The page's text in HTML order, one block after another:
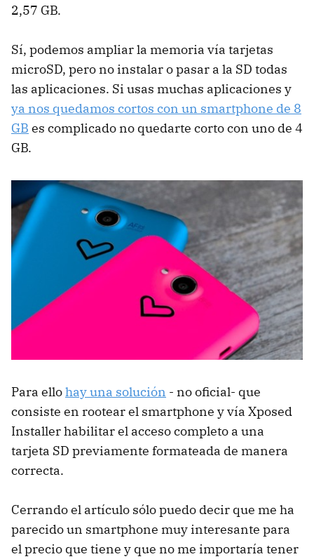
2,57 GB.
Sí, podemos ampliar la memoria vía tarjetas
microSD, pero no instalar o pasar a la SD todas
las aplicaciones. Si usas muchas aplicaciones y
ya nos quedamos cortos con un smartphone de 8
GB es complicado no quedarte corto con uno de 4
GB.
Para ellohay una solución - no oficial- que
consiste en rootear el smartphone y vía Xposed
Installer habilitar el acceso completo a una
tarjeta SD previamente formateada de manera
correcta.
Cerrando el artículo sólo puedo decir que me ha
parecido un smartphone muy interesante para
el precio que tiene y que no me importaría tener